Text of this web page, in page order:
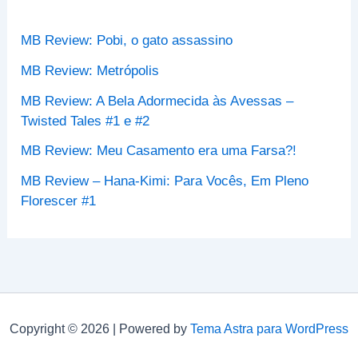
o
:
MB Review: Pobi, o gato assassino
MB Review: Metrópolis
MB Review: A Bela Adormecida às Avessas –
Twisted Tales #1 e #2
MB Review: Meu Casamento era uma Farsa?!
MB Review – Hana-Kimi: Para Vocês, Em Pleno
Florescer #1
Copyright © 2026 | Powered by Tema Astra para WordPress